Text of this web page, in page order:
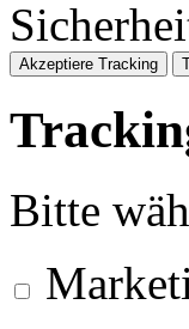
Akzeptiere Tracking
Bitte